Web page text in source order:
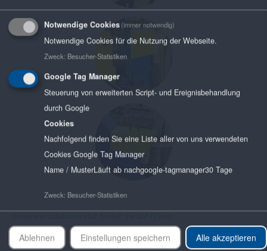
Unsere Produktliteratur finden Sie auf ISSUU
Notwendige Cookies(immer notwendig)
Notwendige Cookies für die Nutzung der Webseite.
Zweck: Besucher-Statistiken
Google Tag Manager
Steuerung von erweiterten Script- und Ereignisbehandlung
durch Google
Cookies
Nachfolgend finden Sie eine Liste aller von uns verwendeten
Cookies Google Tag Manager
Name / MusterLäuft ab nachgoogle-tagmanager30 Tage
Zweck: Besucher-Statistiken
Ablehnen Einstellungen speichern Alle akzeptieren